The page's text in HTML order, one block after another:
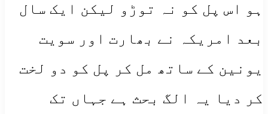
ہو اس پل کو نہ توڑو لیکن ایک سال
بعد امریکہ نے بھارت اور سویت
یونین کے ساتھ مل کر پل کو دو لخت
کر دیا یہ الگ بحث ہے جہاں تک